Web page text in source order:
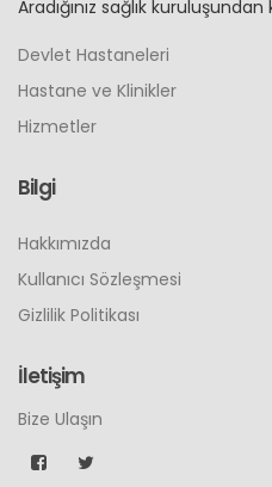
Aradığınız sağlık
Devlet Hastaneleri
Hastane ve Klinikler
Hizmetler
Bilgi
Hakkımızda
Kullanıcı Sözleşmesi
Gizlilik Politikası
İletişim
Bize Ulaşın